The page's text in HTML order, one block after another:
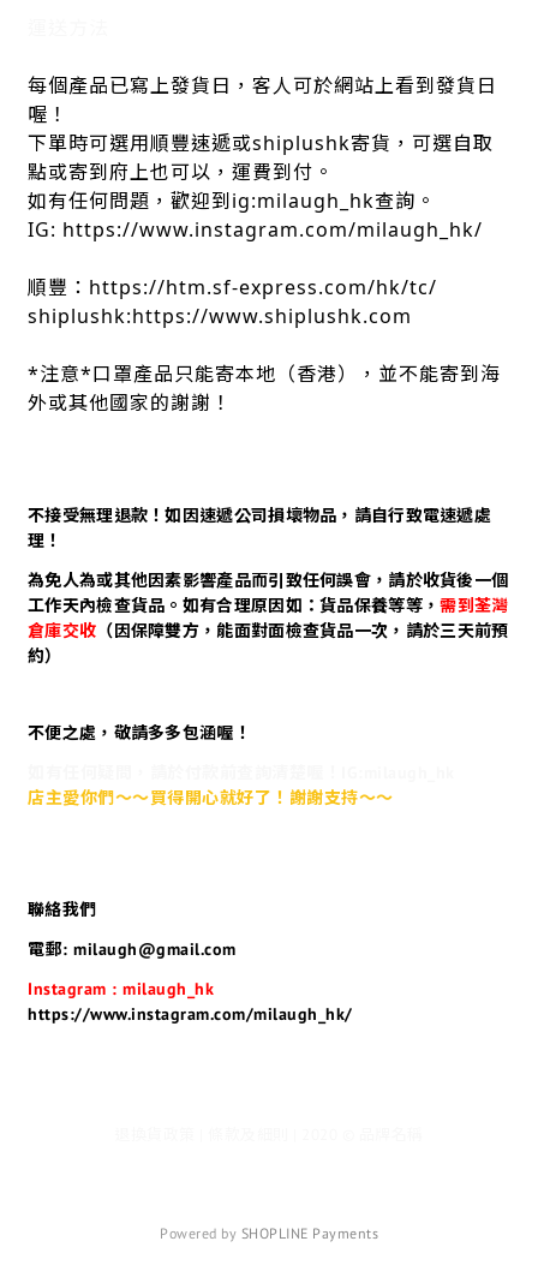
每個產品已寫上發貨日，客人可於網站上看到發貨日
喔！
下單時可選用順豐速遞或shiplushk寄貨，可選自取
點或寄到府上也可以，運費到付。
如有任何問題，歡迎到ig:milaugh_hk查詢。
IG: https://www.instagram.com/milaugh_hk/
順豐：https://htm.sf-express.com/hk/tc/
shiplushk:https://www.shiplushk.com
*注意*口罩產品只能寄本地（香港），並不能寄到海
外或其他國家的謝謝！
不接受無理退款！如因速遞公司損壞物品，請自行致電速遞處
理！
為免人為或其他因素影響產品而引致任何誤會，請於收貨後一個
工作天內檢查貨品。如有合理原因如：貨品保養等等，需到荃灣
倉庫交收 （因保障雙方，能面對面檢查貨品一次，請於三天前預
約）
不便之處，敬請多多包涵喔！
店主愛你們～～買得開心就好了！謝謝支持～～
聯絡我們
電郵: milaugh@gmail.com
Instagram : milaugh_hk
https://www.instagram.com/milaugh_hk/
Powered by SHOPLINE Payments